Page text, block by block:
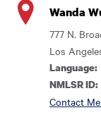
Wanda
777 N.
Los
Language:
NMLSR ID:
Contact